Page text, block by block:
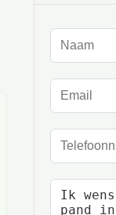
Naam
E-mailadres
Uw bericht